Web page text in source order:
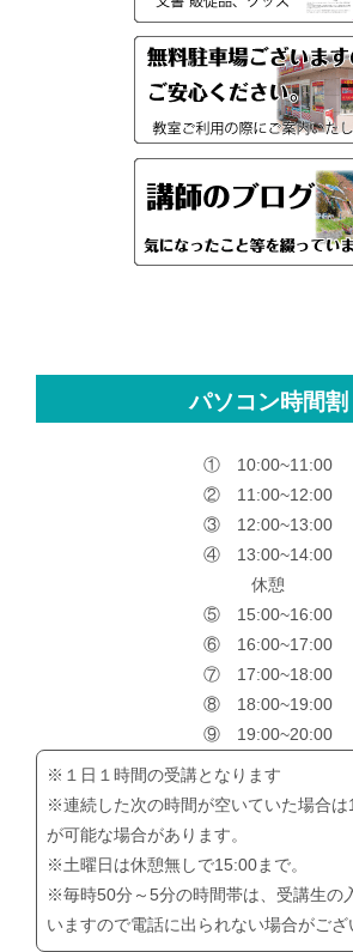
パソコン時間割
① 10:00~11:00
② 11:00~12:00
③ 12:00~13:00
④ 13:00~14:00
休憩
⑤ 15:00~16:00
⑥ 16:00~17:00
⑦ 17:00~18:00
⑧ 18:00~19:00
⑨ 19:00~20:00
※１日１時間の受講となります
※連続した次の時間が空いていた場合は
が可能な場合があります。
※土曜日は休憩無しで15:00まで。
※毎時50分～5分の時間帯は、受講生の
いますので電話に出られない場合がござ